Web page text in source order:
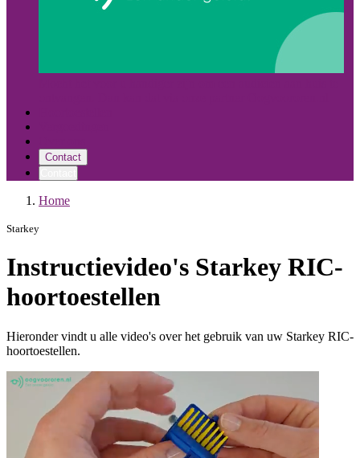
Contact
Home
Starkey
Instructievideo's Starkey RIC-
hoortoestellen
Hieronder vindt u alle video's over het gebruik van uw Starkey RIC-
hoortoestellen.